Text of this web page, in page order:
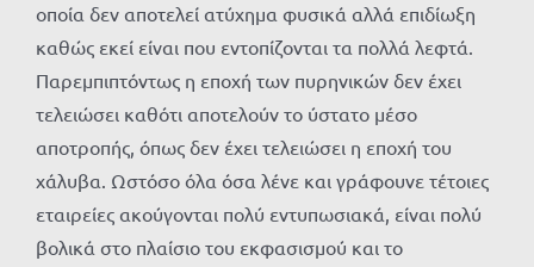
οποία δεν αποτελεί ατύχημα φυσικά αλλά επιδίωξη
καθώς εκεί είναι που εντοπίζονται τα πολλά λεφτά.
Παρεμπιπτόντως η εποχή των πυρηνικών δεν έχει
τελειώσει καθότι αποτελούν το ύστατο μέσο
αποτροπής, όπως δεν έχει τελειώσει η εποχή του
χάλυβα. Ωστόσο όλα όσα λένε και γράφουνε τέτοιες
εταιρείες ακούγονται πολύ εντυπωσιακά, είναι πολύ
βολικά στο πλαίσιο του εκφασισμού και το